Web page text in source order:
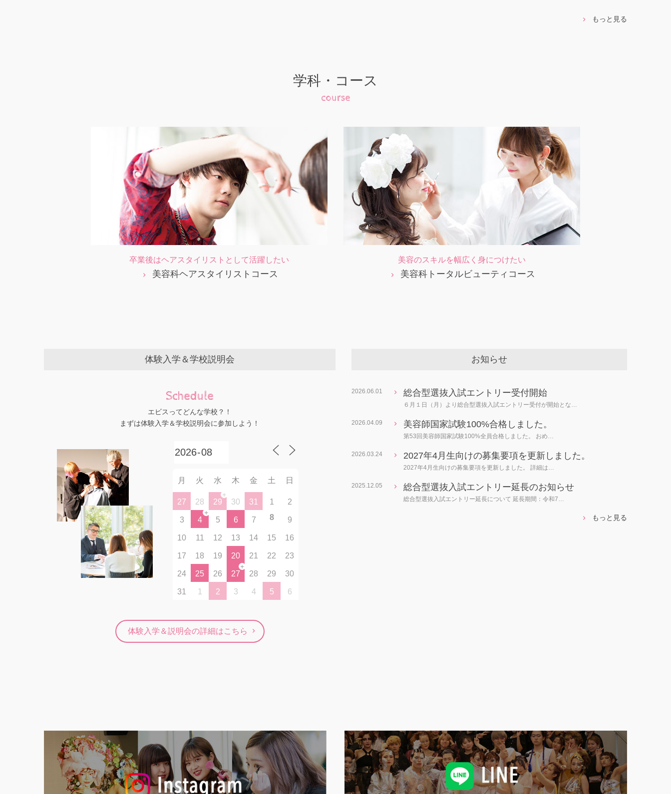
もっと見る
学科・コース
course
卒業後はヘアスタイリストとして活躍したい
美容科ヘアスタイリストコース
美容のスキルを幅広く身につけたい
美容科トータルビューティコース
体験入学＆学校説明会
Schedule
エビスってどんな学校？！
まずは体験入学＆学校説明会に参加しよう！
月 火 水 木 金 土 日
27 28 29
+
30 31 1 2
3 4
+
5 6 7 8 9
10 11 12 13 14 15 16
17 18 19 20 21 22 23
24 25 26 27
+
28 29 30
31 1 2 3 4 5 6
体験入学＆説明会の詳細はこちら
お知らせ
2026.06.01 総合型選抜入試エントリー受付開始
６月１日（月）より総合型選抜入試エントリー受付が開始とな…
2026.04.09 美容師国家試験100%合格しました。
第53回美容師国家試験100%全員合格しました。 おめ…
2026.03.24 2027年4月生向けの募集要項を更新しました。
2027年4月生向けの募集要項を更新しました。 詳細は…
2025.12.05 総合型選抜入試エントリー延長のお知らせ
総合型選抜入試エントリー延長について 延長期間：令和7…
もっと見る